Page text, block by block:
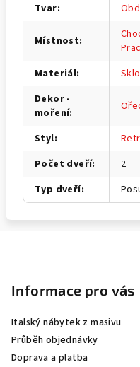
Tvar:
Místnost:
Materiál:
Sklo
Dekor -
moření:
Styl:
Počet dveří:
2
Typ dveří:
Informace pro vás
Italský nábytek z masivu
Průběh objednávky
Doprava a platba